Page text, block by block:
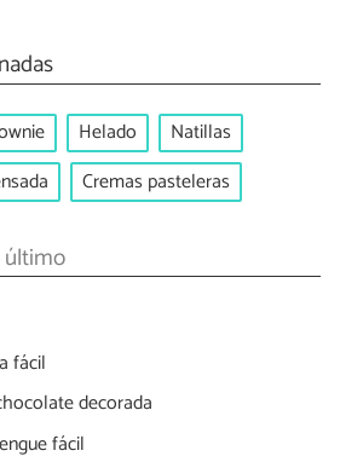
Helado
Natillas
Cremas pasteleras
último
fácil
decorada
fácil